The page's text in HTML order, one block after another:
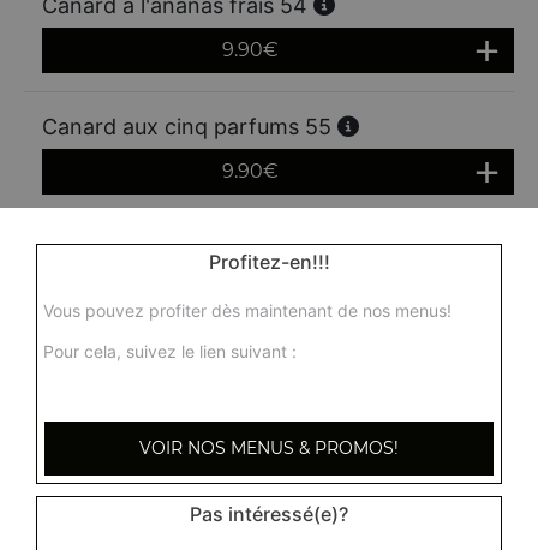
Canard à l'ananas frais 54
9.90€
Canard aux cinq parfums 55
9.90€
Canard aux champignons noirs 56
Profitez-en!!!
Vous pouvez profiter dès maintenant de nos menus!
Pour cela, suivez le lien suivant :
VOIR NOS MENUS & PROMOS!
Pas intéressé(e)?